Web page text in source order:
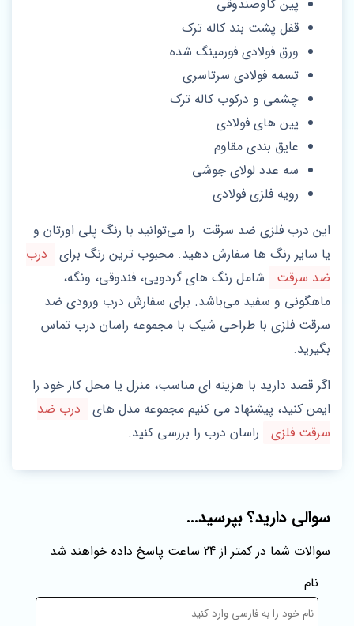
پین گاوصندوقی
قفل پشت بند کاله ترک
ورق فولادی فورمینگ شده
تسمه فولادی سرتاسری
چشمی و درکوب کاله ترک
پین های فولادی
عایق بندی مقاوم
سه عدد لولای جوشی
رویه فلزی فولادی
این درب فلزی ضد سرقت را می‌توانید با رنگ پلی اورتان و
یا سایر رنگ ها سفارش دهید. محبوب ترین رنگ برای
درب
ضد سرقت
شامل رنگ های گردویی، فندوقی، ونگه،
ماهگونی و سفید می‌باشد. برای سفارش درب ورودی ضد
سرقت فلزی با طراحی شیک با مجموعه راسان درب تماس
بگیرید.
اگر قصد دارید با هزینه‌ ای مناسب، منزل یا محل کار خود را
ایمن کنید، پیشنهاد می‌ کنیم مجموعه مدل‌ های
درب ضد
سرقت فلزی
راسان درب را بررسی کنید.
سوالی دارید؟ بپرسید...
سوالات شما در کمتر از 24 ساعت پاسخ داده خواهند شد
نام